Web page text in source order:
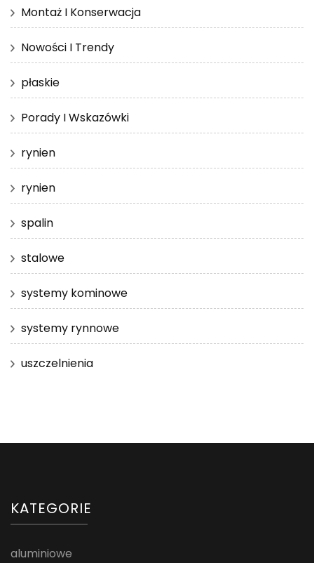
Montaż I Konserwacja
Nowości I Trendy
płaskie
Porady I Wskazówki
rynien
rynien
spalin
stalowe
systemy kominowe
systemy rynnowe
uszczelnienia
KATEGORIE
aluminiowe